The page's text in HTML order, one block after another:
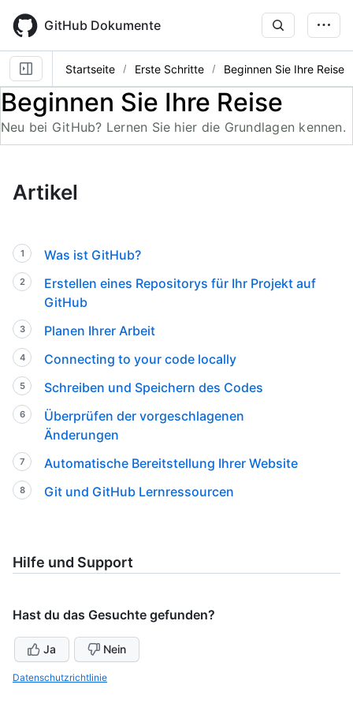
main
content
GitHub Dokumente
Startseite Erste Schritte Beginnen Sie Ihre Reise
Beginnen Sie Ihre Reise
Neu bei GitHub? Lernen Sie hier die Grundlagen kennen.
Artikel
Was ist GitHub?
Erstellen eines Repositorys für Ihr Projekt auf
GitHub
Planen Ihrer Arbeit
Connecting to your code locally
Schreiben und Speichern des Codes
Überprüfen der vorgeschlagenen
Änderungen
Automatische Bereitstellung Ihrer Website
Git und GitHub Lernressourcen
Hilfe und Support
Hast du das Gesuchte gefunden?
Ja Nein
Datenschutzrichtlinie